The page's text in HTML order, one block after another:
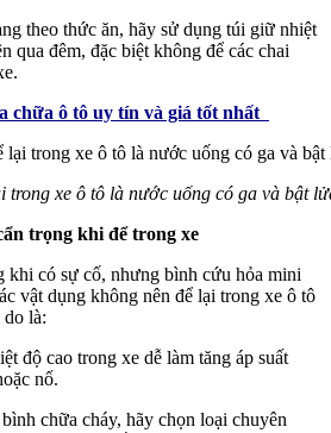
theo thức ăn, hãy sử dụng túi giữ nhiệt
qua đêm, đặc biệt không để các chai
chữa ô tô uy tín và giá tốt nhất
trong xe ô tô là nước uống có ga và bật
trọng khi để trong xe
khi có sự cố, nhưng bình cứu hỏa mini
vật dụng không nên để lại trong xe ô tô
là:
độ cao trong xe dễ làm tăng áp suất
nổ.
chữa cháy, hãy chọn loại chuyên